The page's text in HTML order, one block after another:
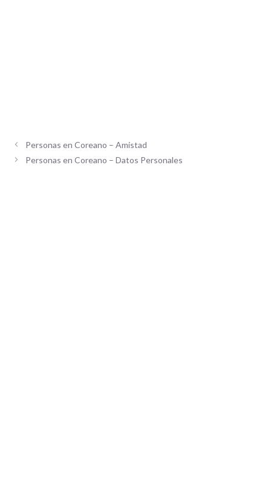
Personas en Coreano – Amistad
Personas en Coreano – Datos Personales